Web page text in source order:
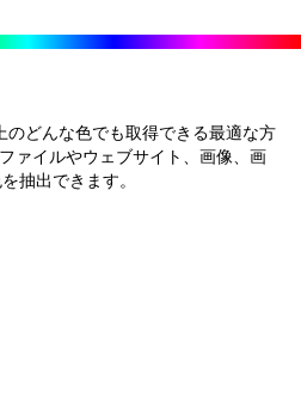
どんな色でも取得できる最適な方
ァイルやウェブサイト、画像、画
抽出できます。